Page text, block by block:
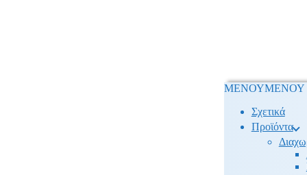
ΜΕΝΟΥΜΕΝΟΥ
Σχετικά
Προϊόντα